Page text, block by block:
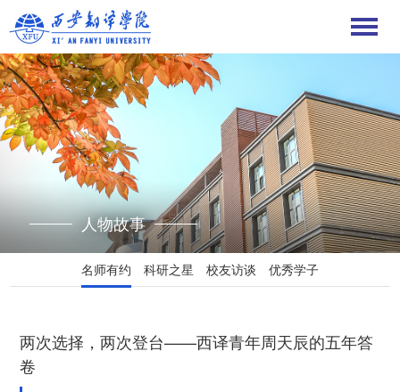
人物故事
名师有约 科研之星 校友访谈 优秀学子
两次选择，两次登台——西译青年周天辰的五年答
卷